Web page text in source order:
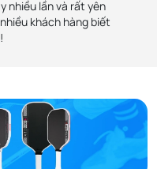
nhiều lần và rất yên
khách hàng biết
hãng và nhân viên cũng
rất tận tình
mua. Sản phẩm
hãng, chất lượng